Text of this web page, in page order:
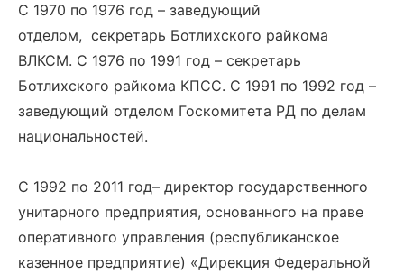
С 1970 по 1976 год – заведующий
отделом, секретарь Ботлихского райкома
ВЛКСМ. С 1976 по 1991 год – секретарь
Ботлихского райкома КПСС. С 1991 по 1992 год –
заведующий отделом Госкомитета РД по делам
национальностей.
С 1992 по 2011 год– директор государственного
унитарного предприятия, основанного на праве
оперативного управления (республиканское
казенное предприятие) «Дирекция Федеральной